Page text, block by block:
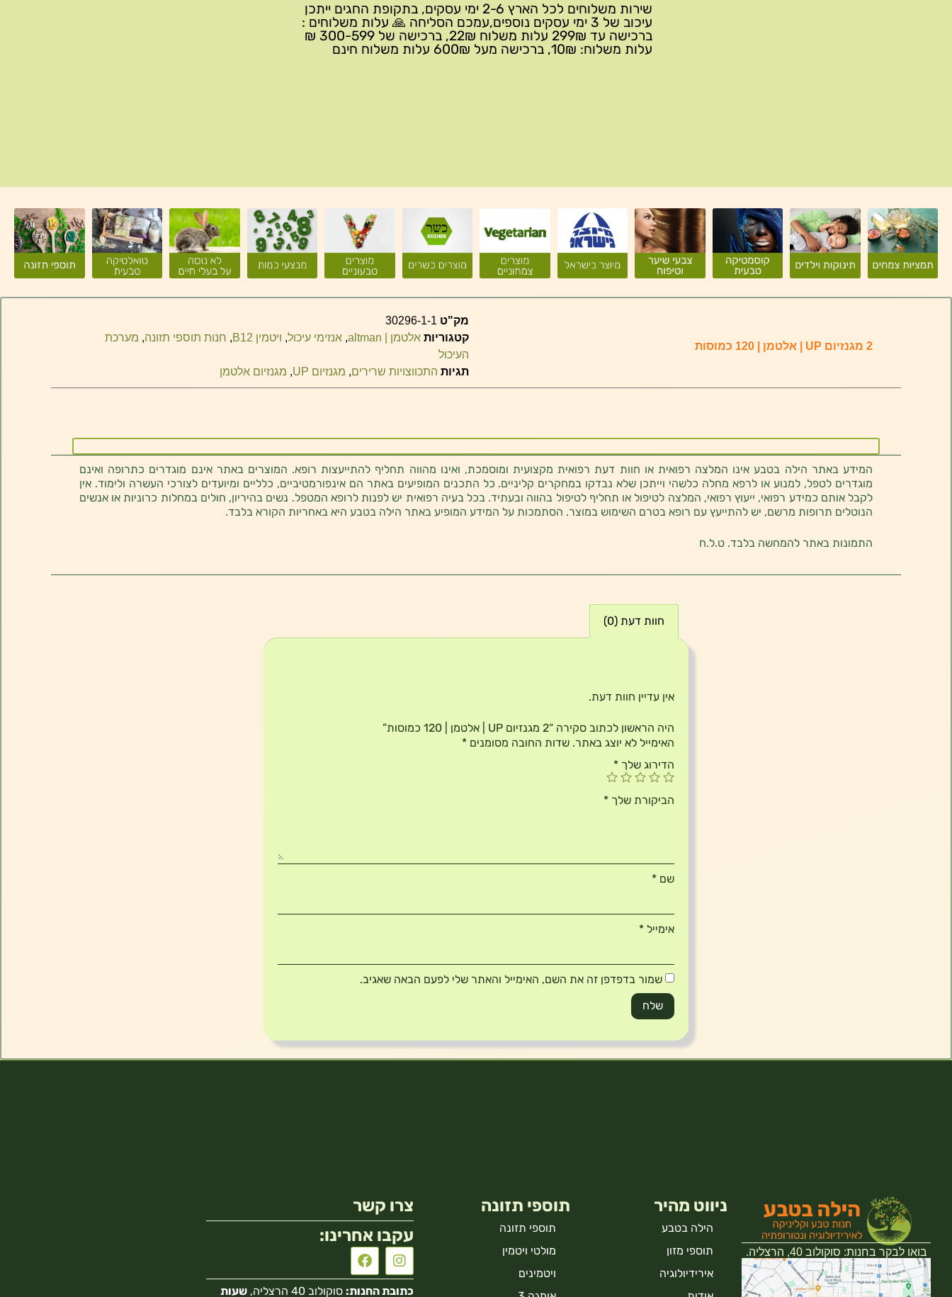
שירות משלוחים לכל הארץ 2-6 ימי עסקים, בתקופת החגים ייתכן
עיכוב של 3 ימי עסקים נוספים,עמכם הסליחה 🙏 עלות משלוחים :
ברכישה עד 299₪ עלות משלוח 22₪, ברכישה של 300-599 ₪
עלות משלוח: 10₪, ברכישה מעל 600₪ עלות משלוח חינם
2 מגנזיום UP | אלטמן | 120 כמוסות
מק"ט 30296-1-1
קטגוריות אלטמן | altman , אנזימי עיכול, ויטמין B12 , חנות תוספי תזונה, מערכת
העיכול
תגיות התכווצויות שרירים, מגנזיום UP , מגנזיום אלטמן
המידע באתר הילה בטבע אינו המלצה רפואית או חוות דעת רפואית מקצועית ומוסמכת, ואינו מהווה תחליף להתייעצות רופא. המוצרים באתר אינם מוגדרים כתרופה ואינם
מוגדרים לטפל, למנוע או לרפא מחלה כלשהי וייתכן שלא נבדקו במחקרים קליניים. כל התכנים המופיעים באתר הם אינפורמטיביים, כלליים ומיועדים לצורכי העשרה ולימוד. אין
לקבל אותם כמידע רפואי, ייעוץ רפואי, המלצה לטיפול או תחליף לטיפול בהווה ובעתיד. בכל בעיה רפואית יש לפנות לרופא המטפל. נשים בהיריון, חולים במחלות כרוניות או אנשים
הנוטלים תרופות מרשם, יש להתייעץ עם רופא בטרם השימוש במוצר. הסתמכות על המידע המופיע באתר הילה בטבע היא באחריות הקורא בלבד.
התמונות באתר להמחשה בלבד. ט.ל.ח
חוות דעת (0)
אין עדיין חוות דעת.
היה הראשון לכתוב סקירה “2 מגנזיום UP | אלטמן | 120 כמוסות”
האימייל לא יוצג באתר. שדות החובה מסומנים *
הדירוג שלך *
הביקורת שלך *
שם *
אימייל *
שמור בדפדפן זה את השם, האימייל והאתר שלי לפעם הבאה שאגיב.
בואו לבקר בחנות: סוקולוב 40, הרצליה.
ניווט מהיר
הילה בטבע
תוספי מזון
אירידיולוגיה
תוספי תזונה
תוספי תזונה
מולטי ויטמין
ויטמינים
צרו קשר
עקבו אחרינו:
כתובת החנות: סוקולוב 40 הרצליה, שעות